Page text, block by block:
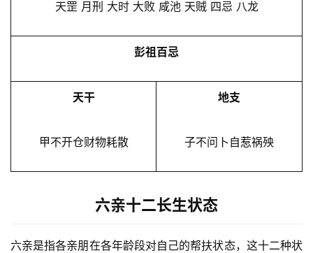
天罡 月刑 大时 大败 咸池 天贼 四忌 八龙
彭祖百忌
天干
甲不开仓财物耗散
地支
子不问卜自惹祸殃
六亲十二长生状态
六亲是指各亲朋在各年龄段对自己的帮扶状态，这十二种状